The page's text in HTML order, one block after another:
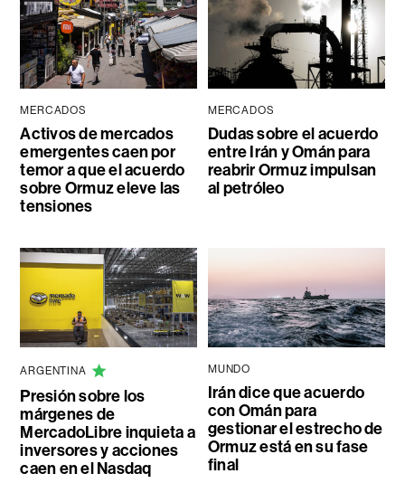
MERCADOS
Activos de mercados
emergentes caen por
temor a que el acuerdo
sobre Ormuz eleve las
tensiones
MERCADOS
Dudas sobre el acuerdo
entre Irán y Omán para
reabrir Ormuz impulsan
al petróleo
ARGENTINA
Presión sobre los
márgenes de
MercadoLibre inquieta a
inversores y acciones
caen en el Nasdaq
MUNDO
Irán dice que acuerdo
con Omán para
gestionar el estrecho de
Ormuz está en su fase
final